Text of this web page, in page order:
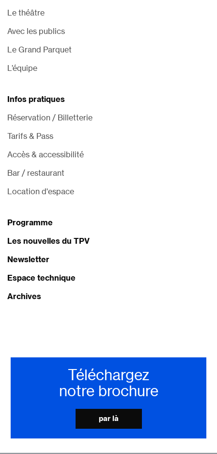
Le théâtre
Avec les publics
Le Grand Parquet
L’équipe
Infos pratiques
Réservation / Billetterie
Tarifs & Pass
Accès & accessibilité
Bar / restaurant
Location d'espace
Programme
Les nouvelles du TPV
Newsletter
Espace technique
Archives
Téléchargez
notre brochure
par là